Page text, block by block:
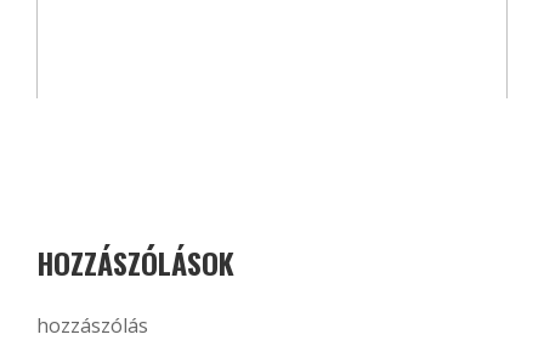
HOZZÁSZÓLÁSOK
hozzászólás